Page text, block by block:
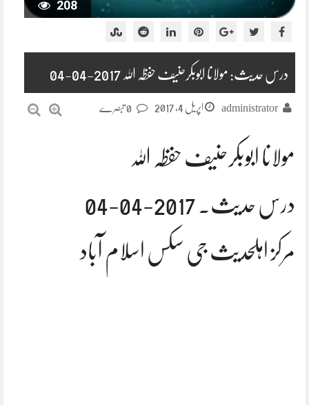
208
درس حدیث: مولانا ابوبکرحنیف حفظہ اللہ 2017-04-04
administrator اپریل 4, 2017
مولانا ابوبکرحنیف حفظہ اللہ
درس حدیث. 2017-04-04
مرکز اہلحدیث جی سکس اسلام آباد